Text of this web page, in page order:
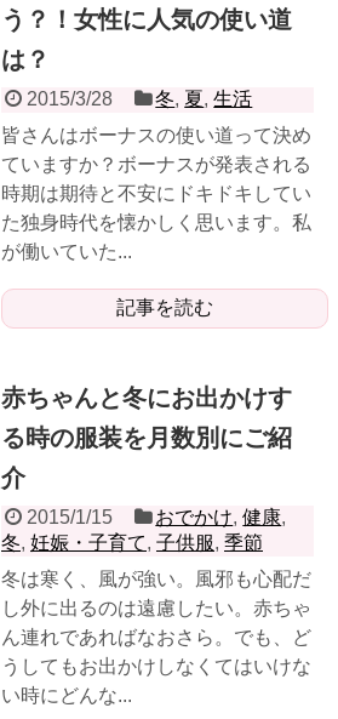
う？！女性に人気の使い道
は？
2015/3/28 冬, 夏,生活
皆さんはボーナスの使い道って決め
ていますか？ボーナスが発表される
時期は期待と不安にドキドキしてい
た独身時代を懐かしく思います。私
が働いていた...
記事を読む
赤ちゃんと冬にお出かけす
る時の服装を月数別にご紹
介
2015/1/15 おでかけ,健康,
冬, 妊娠・子育て, 子供服, 季節
冬は寒く、風が強い。風邪も心配だ
し外に出るのは遠慮したい。赤ちゃ
ん連れであればなおさら。でも、ど
うしてもお出かけしなくてはいけな
い時にどんな...